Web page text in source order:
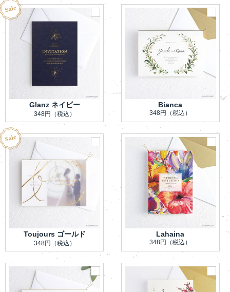
Glanz ネイビー
348円 （税込）
Bianca
348円 （税込）
Toujours ゴールド
348円 （税込）
Lahaina
348円 （税込）